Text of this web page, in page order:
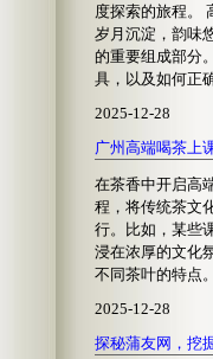
度探索的旅程。
岁月沉淀，韵味
的重要组成部分
具，以及如何正
2025-12-28
广州高端喝茶上
在茶香中开启高
程，将传统茶文
行。比如，某些
浸在浓厚的文化
不同茶叶的特点
2025-12-28
探秘蒲友网，挖